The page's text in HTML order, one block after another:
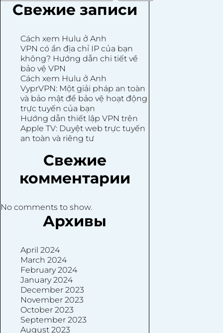
Свежие записи
Cách xem Hulu ở Anh
VPN có ẩn địa chỉ IP của bạn
không? Hướng dẫn chi tiết về
bảo vệ VPN
Cách xem Hulu ở Anh
VyprVPN: Một giải pháp an toàn
và bảo mật để bảo vệ hoạt động
trực tuyến của bạn
Hướng dẫn thiết lập VPN trên
Apple TV: Duyệt web trực tuyến
an toàn và riêng tư
Свежие
комментарии
No comments to show.
Архивы
April 2024
March 2024
February 2024
January 2024
December 2023
November 2023
October 2023
September 2023
August 2023